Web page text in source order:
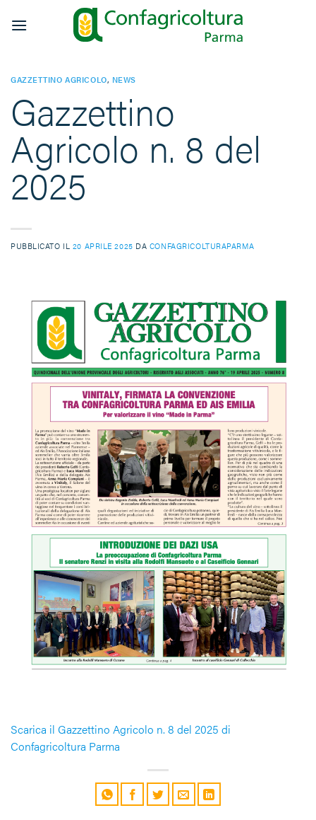
GAZZETTINO AGRICOLO, NEWS
Gazzettino
Agricolo n. 8 del
2025
PUBBLICATO IL 20 APRILE 2025 DA CONFAGRICOLTURAPARMA
Scarica il Gazzettino Agricolo n. 8 del 2025 di
Confagricoltura Parma